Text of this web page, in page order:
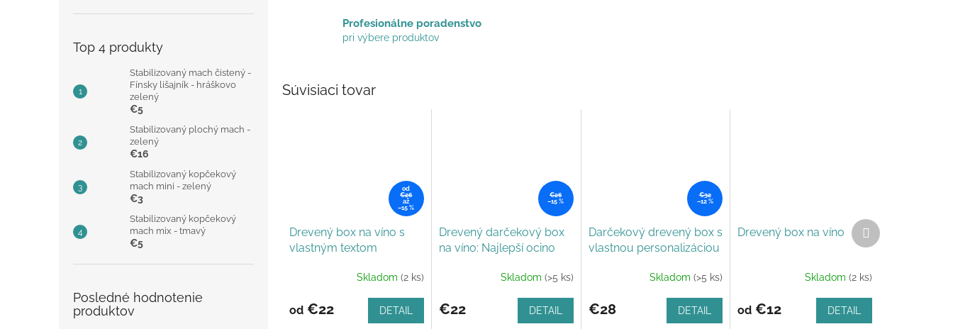
Top 4 produkty
Stabilizovaný mach čistený -
Fínsky lišajník - hráškovo
zelený
€5
Stabilizovaný plochý mach -
zelený
€16
Stabilizovaný kopčekový
mach mini - zelený
€3
Stabilizovaný kopčekový
mach mix - tmavý
€5
Posledné hodnotenie
produktov
Profesionálne poradenstvo
pri výbere produktov
Súvisiaci tovar
od
€26
až
–15 %
Drevený box na víno s
vlastným textom
Skladom (2 ks)
od €22 DETAIL
€26
–15 %
Drevený darčekový box
na víno: Najlepší ocino
Skladom (>5 ks)
€22 DETAIL
€32
–12 %
Darčekový drevený box s
vlastnou personalizáciou
Skladom(>5 ks)
€28 DETAIL
Drevený box na víno
Skladom (2 ks)
od €12 DETAIL
Ďalší
produkt